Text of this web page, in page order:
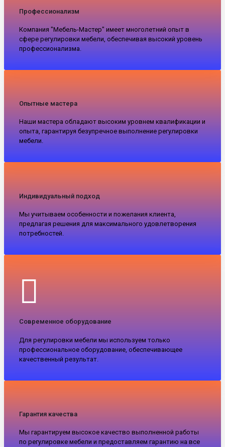
Профессионализм
Компания "Мебель-Мастер" имеет многолетний опыт в
сфере регулировки мебели, обеспечивая высокий уровень
профессионализма.
Опытные мастера
Наши мастера обладают высоким уровнем квалификации и
опыта, гарантируя безупречное выполнение регулировки
мебели.
Индивидуальный подход
Мы учитываем особенности и пожелания клиента,
предлагая решения для максимального удовлетворения
потребностей.
Современное оборудование
Для регулировки мебели мы используем только
профессиональное оборудование, обеспечивающее
качественный результат.
Гарантия качества
Мы гарантируем высокое качество выполненной работы
по регулировке мебели и предоставляем гарантию на все